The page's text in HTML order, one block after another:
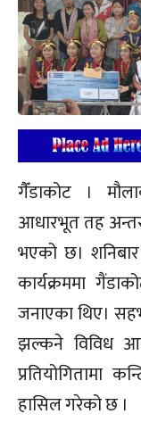
गैँडाकोट ।
आधारभूत तह
भएको छ।
कार्यक्रममा
जनाएका थिए।
झल्कने विविध
प्रतियोगितामा
हासिल गरेको छ ।